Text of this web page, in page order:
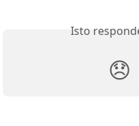
Isto
😞